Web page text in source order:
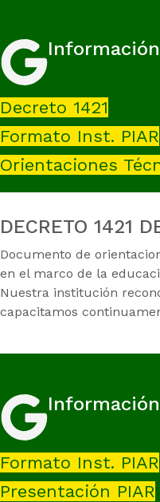
Decreto 1421
Formato Inst. PIAR
Orientaciones
DECRETO 1421
Documento de
en el marco de la
Nuestra institución
capacitamos
Formato Inst. PIAR
Presentación PIAR